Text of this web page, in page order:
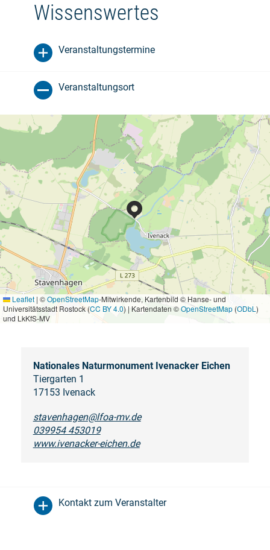
Wissenswertes
Veranstaltungstermine
Veranstaltungsort
Leaflet | ©OpenStreetMap-Mitwirkende, Kartenbild © Hanse- und
Universitätsstadt Rostock (CC BY 4.0) | Kartendaten ©OpenStreetMap (ODbL )
und LkKfS-MV
Nationales Naturmonument Ivenacker Eichen
Tiergarten 1
17153 Ivenack
stavenhagen@lfoa-mv.de
039954 453019
www.ivenacker-eichen.de
Kontakt zum Veranstalter